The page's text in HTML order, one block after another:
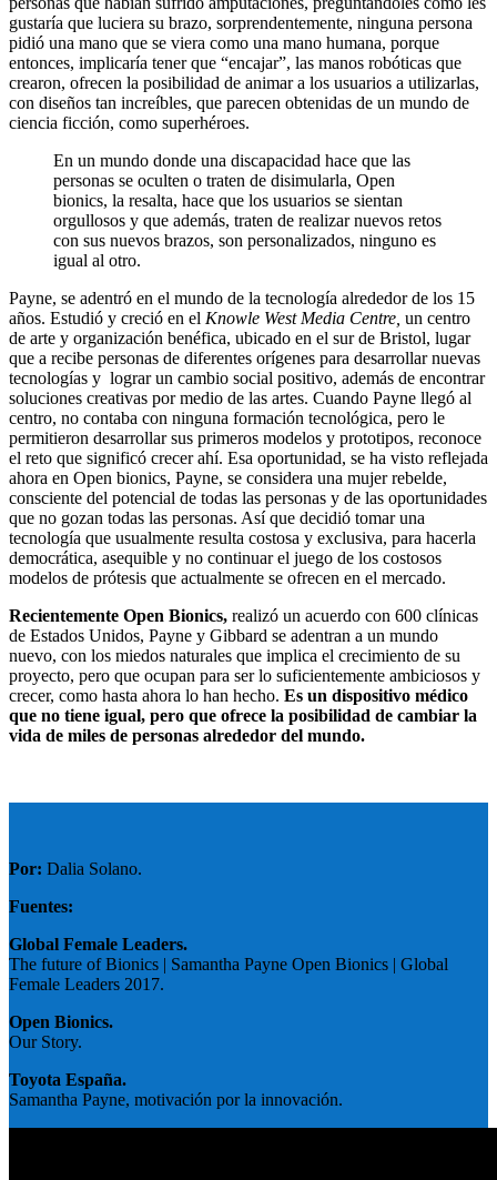
gustaría que luciera su brazo, sorprendentemente, ninguna persona
pidió una mano que se viera como una mano humana, porque
entonces, implicaría tener que “encajar”, las manos robóticas que
crearon, ofrecen la posibilidad de animar a los usuarios a utilizarlas,
con diseños tan increíbles, que parecen obtenidas de un mundo de
ciencia ficción, como superhéroes.
En un mundo donde una discapacidad hace que las
personas se oculten o traten de disimularla, Open
bionics, la resalta, hace que los usuarios se sientan
orgullosos y que además, traten de realizar nuevos retos
con sus nuevos brazos, son personalizados, ninguno es
igual al otro.
Payne, se adentró en el mundo de la tecnología alrededor de los 15
años. Estudió y creció en el Knowle West Media Centre, un centro
de arte y organización benéfica, ubicado en el sur de Bristol, lugar
que a recibe personas de diferentes orígenes para desarrollar nuevas
tecnologías y lograr un cambio social positivo, además de encontrar
soluciones creativas por medio de las artes. Cuando Payne llegó al
centro, no contaba con ninguna formación tecnológica, pero le
permitieron desarrollar sus primeros modelos y prototipos, reconoce
el reto que significó crecer ahí. Esa oportunidad, se ha visto reflejada
ahora en Open bionics, Payne, se considera una mujer rebelde,
consciente del potencial de todas las personas y de las oportunidades
que no gozan todas las personas. Así que decidió tomar una
tecnología que usualmente resulta costosa y exclusiva, para hacerla
democrática, asequible y no continuar el juego de los costosos
modelos de prótesis que actualmente se ofrecen en el mercado.
Recientemente Open Bionics, realizó un acuerdo con 600 clínicas
de Estados Unidos, Payne y Gibbard se adentran a un mundo
nuevo, con los miedos naturales que implica el crecimiento de su
proyecto, pero que ocupan para ser lo suficientemente ambiciosos y
crecer, como hasta ahora lo han hecho. Es un dispositivo médico
que no tiene igual, pero que ofrece la posibilidad de cambiar la
vida de miles de personas alrededor del mundo.
Por: Dalia Solano.
Fuentes:
Global Female Leaders.
The future of Bionics | Samantha Payne Open Bionics | Global
Female Leaders 2017.
Open Bionics.
Our Story.
Toyota España.
Samantha Payne, motivación por la innovación.